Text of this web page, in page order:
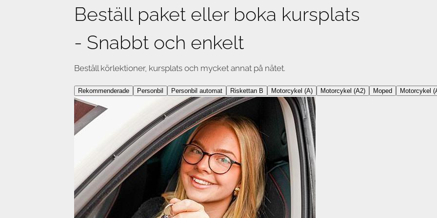
Beställ paket eller boka kursplats
- Snabbt och enkelt
Beställ körlektioner, kursplats och mycket annat på nätet.
Rekommenderade Personbil Personbil automat Riskettan B Motorcykel (A) Motorcykel (A2) Moped Motorcykel